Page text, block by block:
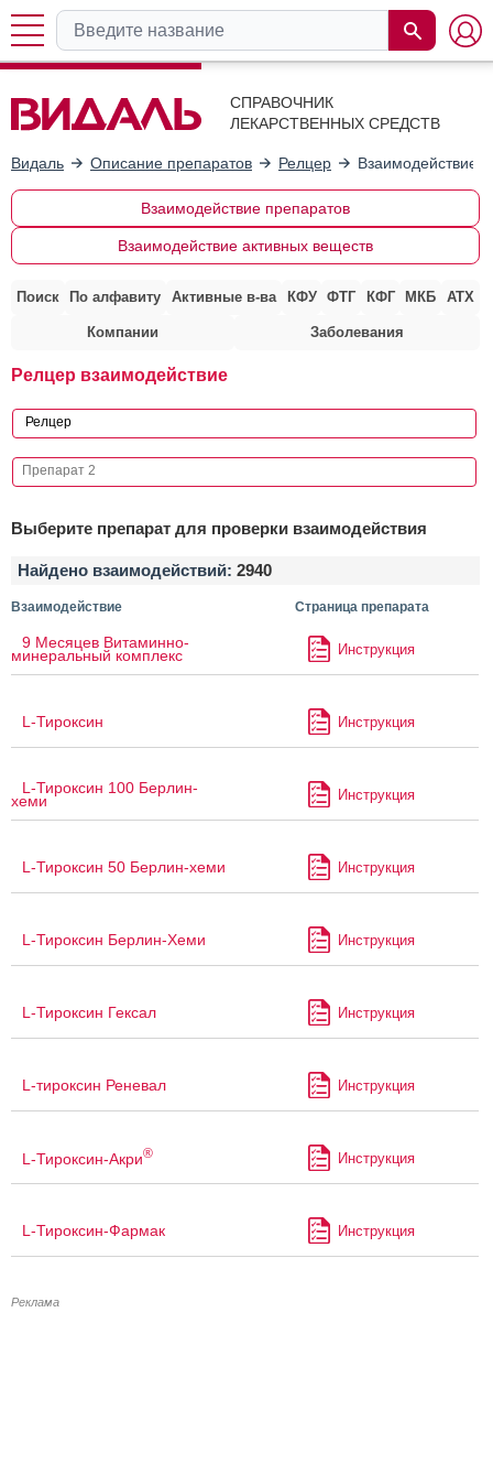
СПРАВОЧНИК
ЛЕКАРСТВЕННЫХ СРЕДСТВ
Видаль Описание препаратов Релцер Взаимодействие
Взаимодействие препаратов
Взаимодействие активных веществ
Поиск По алфавиту Активные в-ва КФУ ФТГ КФГ МКБ АТХ
Компании Заболевания
Релцер взаимодействие
Выберите препарат для проверки взаимодействия
Найдено взаимодействий: 2940
Взаимодействие Страница препарата
9 Месяцев Витаминно-
минеральный комплекс Инструкция
L-Тироксин Инструкция
L-Тироксин 100 Берлин-
хеми Инструкция
L-Тироксин 50 Берлин-хеми Инструкция
L-Тироксин Берлин-Хеми Инструкция
L-Тироксин Гексал Инструкция
L-тироксин Реневал Инструкция
L-Тироксин-Акри® Инструкция
L-Тироксин-Фармак Инструкция
Реклама